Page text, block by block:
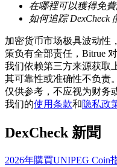
合約資訊
包含交易情況等的
合約指南
在哪裡可以獲得免
如何追踪 DexCheck
加密货币市场极具波动性
策负有全部责任，Bitrue
我们依赖第三方来源获取
其可靠性或准确性不负责
仅供参考，不应视为财务
我们的使用条款和隐私政
DexCheck 新聞
2026年購買UNIPEG Coin